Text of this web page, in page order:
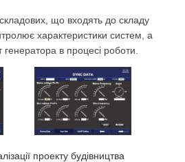
що входять до складу
характеристики систем, а
генератора в процесі роботи.
проекту будівництва